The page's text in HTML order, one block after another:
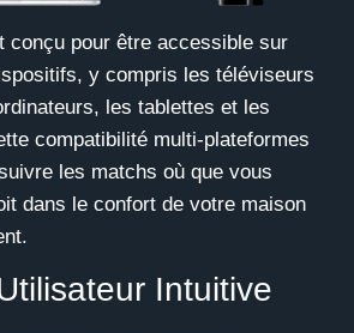
conçu pour être accessible sur
y compris les téléviseurs
les tablettes et les
compatibilité multi-plateformes
les matchs où que vous
dans le confort de votre maison
Intuitive